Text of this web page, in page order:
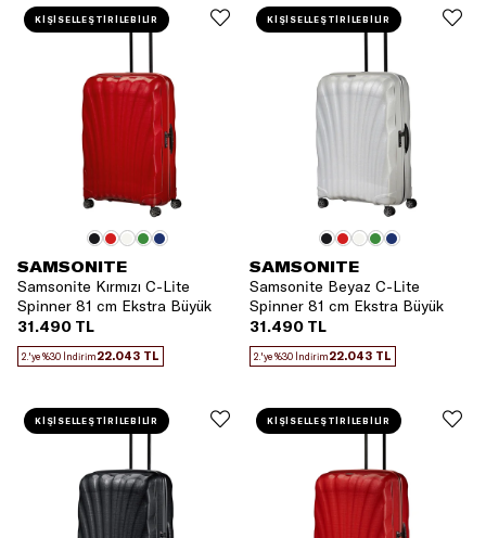
SAMSONITE
Samsonite Kırmızı C-Lite
Spinner 81 cm Ekstra Büyük
Boy Valiz
31.490 TL
2.'ye %30 İndirim22.043 TL
KİŞİSELLEŞTİRİLEBİLİR
SAMSONITE
Samsonite Beyaz C-Lite
Spinner 81 cm Ekstra Büyük
Boy Valiz
31.490 TL
2.'ye %30 İndirim22.043 TL
KİŞİSELLEŞTİRİLEBİLİR
KİŞİSELLEŞTİRİLEBİLİR KİŞİSELLEŞTİRİLEBİLİR